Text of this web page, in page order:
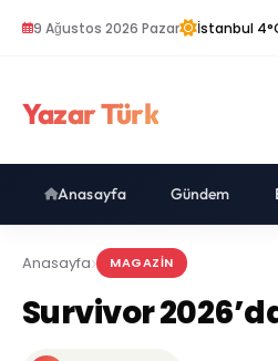
9 Ağustos 2026 Pazar İstanbul
Yazar Türk
Anasayfa Gündem
Anasayfa MAGAZIN
Survivor